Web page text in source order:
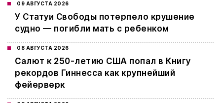
09 АВГУСТА 2026
У Статуи Свободы потерпело крушение
судно — погибли мать с ребенком
08 АВГУСТА 2026
Салют к 250-летию США попал в Книгу
рекордов Гиннесса как крупнейший
фейерверк